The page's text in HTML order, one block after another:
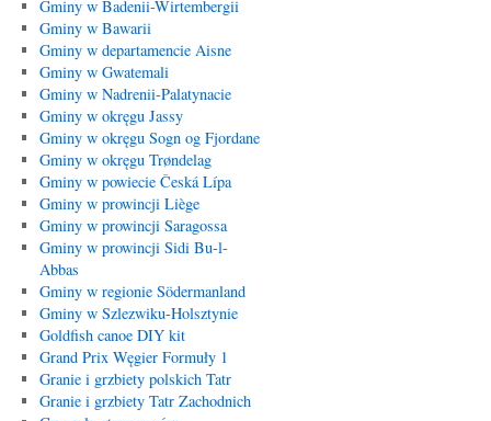
Gminy w Badenii-Wirtembergii
Gminy w Bawarii
Gminy w departamencie Aisne
Gminy w Gwatemali
Gminy w Nadrenii-Palatynacie
Gminy w okręgu Jassy
Gminy w okręgu Sogn og Fjordane
Gminy w okręgu Trøndelag
Gminy w powiecie Česká Lípa
Gminy w prowincji Liège
Gminy w prowincji Saragossa
Gminy w prowincji Sidi Bu-l-
Abbas
Gminy w regionie Södermanland
Gminy w Szlezwiku-Holsztynie
Goldfish canoe DIY kit
Grand Prix Węgier Formuły 1
Granie i grzbiety polskich Tatr
Granie i grzbiety Tatr Zachodnich